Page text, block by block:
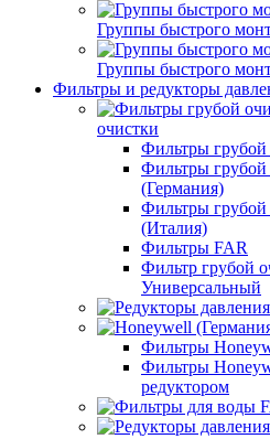
Группы быстрого
Группы быстрого
Фильтры и редукторы
очистки
Фильтры
Фильтры
(Германия)
Фильтры грубой
(Италия)
Фильтры FAR
Фильтр грубой
Универсальный
Фильтры
Фильтры
редуктором